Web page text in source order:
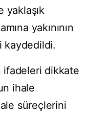
yaklaşık
yakınının
kaydedildi.
ifadeleri dikkate
ihale
süreçlerini